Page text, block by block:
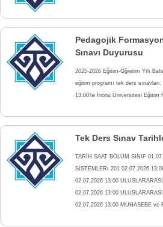
Pedagojik
Sınavı Duyurusu
2025-2026 Eğitim-Öğretim Yılı
eğitim programı tek ders
13:00'te İnönü Üniversitesi Eğitim
Tek Ders Sınav
TARİH SAAT BÖLÜM SINIF
SİSTEMLERİ 201 02.07.2026
02.07.2026 13:00
02.07.2026 13:00
02.07.2026 13:00 MUHASEBE ve